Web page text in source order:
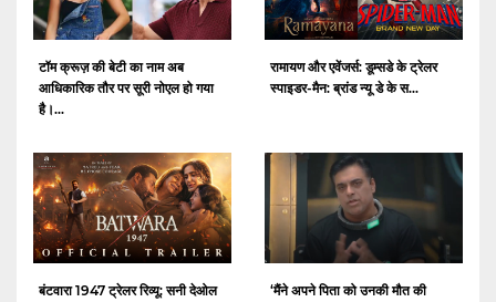
टॉम क्रूज़ की बेटी का नाम अब
आधिकारिक तौर पर सूरी नोएल हो गया
है।...
रामायण और एवेंजर्स: डूम्सडे के ट्रेलर
स्पाइडर-मैन: ब्रांड न्यू डे के स...
बंटवारा 1947 ट्रेलर रिव्यू: सनी देओल
‘मैंने अपने पिता को उनकी मौत की